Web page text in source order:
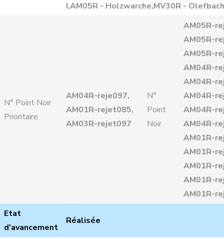
I,AM05R - Holzwarche,MV30R - Olefbach
N° Point Noir
Prioritaire
AM04R-reje097,
AM01R-rejet085,
AM03R-rejet097
N°
Point
Noir
AM05R-
AM05R-
AM05R-
AM04R-
AM04R-
AM04R-
AM04R-
AM04R-
AM01R-
AM01R-
AM01R-
AM01R-
AM01R-
Etat
d'avancement
Réalisée